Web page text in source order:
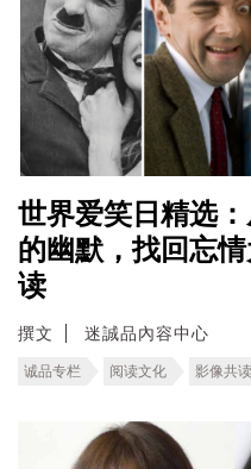
世界爱笑日精选
的幽默，找回忘
读
撰文 迷誠品內容中心
诚品专栏 阅读文化 影像共读